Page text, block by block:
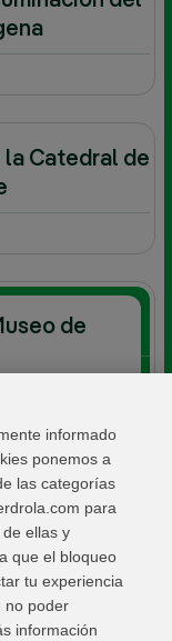
la Catedral de
de
informado
ponemos a
las categorías
para
ellas y
que el bloqueo
tu experiencia
no poder
información